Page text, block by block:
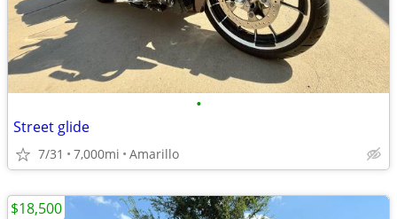
•
Street glide
7/31 7,000mi Amarillo
$18,500